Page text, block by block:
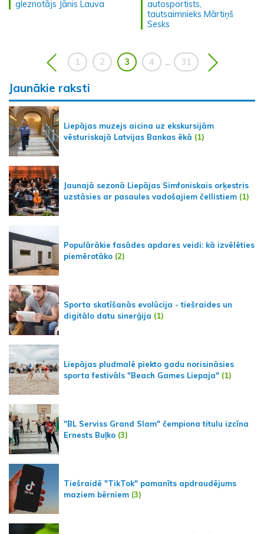
gleznotājs Jānis Lauva
autosportists,
tautsaimnieks Mārtiņš
Sesks
1 2 3 4 31
Jaunākie raksti
Liepājas muzejs aicina uz ekskursijām
vēsturiskajā Latvijas Bankas ēkā (1)
Jaunajā sezonā Liepājas Simfoniskais orķestris
uzstāsies ar pasaules vadošajiem čellistiem (1)
Populārākie fasādes apdares veidi: kā izvēlēties
piemērotāko (2)
Sporta skatīšanās evolūcija - tiešraides un
digitālo datu sinerģija (1)
Liepājas pludmalē piekto gadu norisināsies
sporta festivāls "Beach Games Liepaja" (1)
"BL Serviss Grand Slam" čempiona titulu izcīna
Ernests Buļko (3)
Tiešraidē "TikTok" pamanīts apdraudējums
maziem bērniem (3)